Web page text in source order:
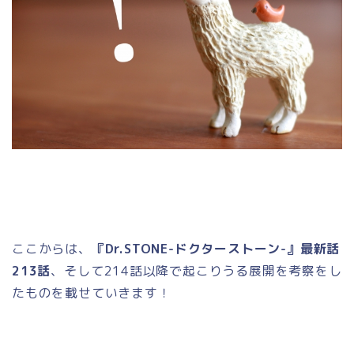
ここからは、
『Dr.STONE-ドクターストーン-』最新話
213話、そして214話以降で起こりうる展開を考察をし
たものを載せていきます！